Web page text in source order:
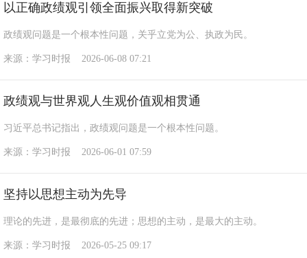
以正确政绩观引领全面振兴取得新突破
政绩观问题是一个根本性问题，关乎立党为公、执政为民。
来源：学习时报 2026-06-08 07:21
政绩观与世界观人生观价值观相贯通
习近平总书记指出，政绩观问题是一个根本性问题。
来源：学习时报 2026-06-01 07:59
坚持以思想主动为先导
理论的先进，是最彻底的先进；思想的主动，是最大的主动。
来源：学习时报 2026-05-25 09:17